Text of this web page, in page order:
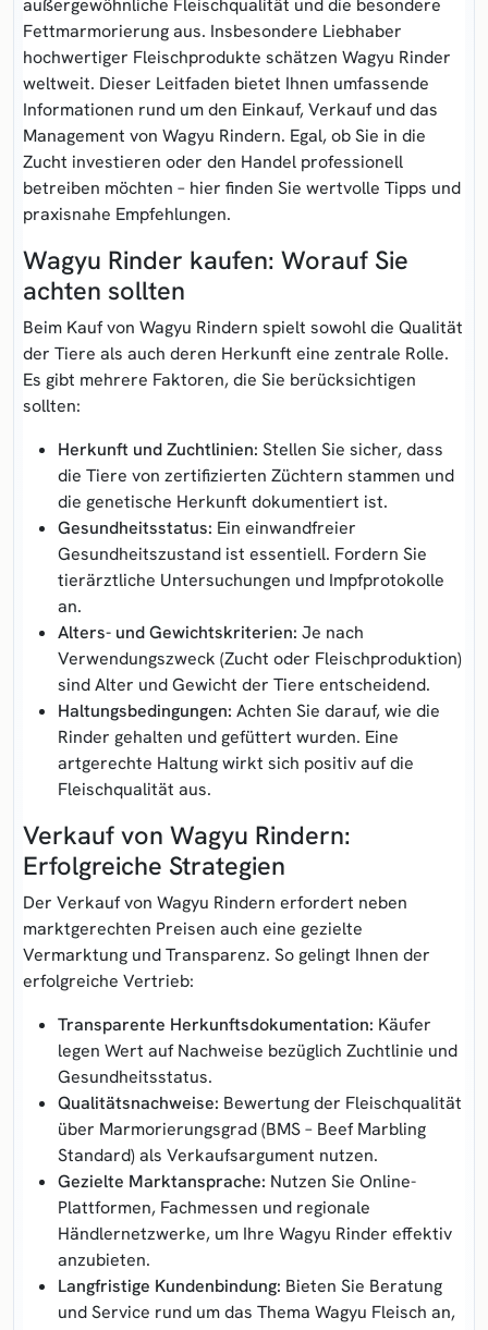
Fettmarmorierung aus. Insbesondere Liebhaber
hochwertiger Fleischprodukte schätzen Wagyu Rinder
weltweit. Dieser Leitfaden bietet Ihnen umfassende
Informationen rund um den Einkauf, Verkauf und das
Management von Wagyu Rindern. Egal, ob Sie in die
Zucht investieren oder den Handel professionell
betreiben möchten – hier finden Sie wertvolle Tipps und
praxisnahe Empfehlungen.
Wagyu Rinder kaufen: Worauf Sie
achten sollten
Beim Kauf von Wagyu Rindern spielt sowohl die Qualität
der Tiere als auch deren Herkunft eine zentrale Rolle.
Es gibt mehrere Faktoren, die Sie berücksichtigen
sollten:
Herkunft und Zuchtlinien: Stellen Sie sicher, dass
die Tiere von zertifizierten Züchtern stammen und
die genetische Herkunft dokumentiert ist.
Gesundheitsstatus: Ein einwandfreier
Gesundheitszustand ist essentiell. Fordern Sie
tierärztliche Untersuchungen und Impfprotokolle
an.
Alters- und Gewichtskriterien: Je nach
Verwendungszweck (Zucht oder Fleischproduktion)
sind Alter und Gewicht der Tiere entscheidend.
Haltungsbedingungen: Achten Sie darauf, wie die
Rinder gehalten und gefüttert wurden. Eine
artgerechte Haltung wirkt sich positiv auf die
Fleischqualität aus.
Verkauf von Wagyu Rindern:
Erfolgreiche Strategien
Der Verkauf von Wagyu Rindern erfordert neben
marktgerechten Preisen auch eine gezielte
Vermarktung und Transparenz. So gelingt Ihnen der
erfolgreiche Vertrieb:
Transparente Herkunftsdokumentation: Käufer
legen Wert auf Nachweise bezüglich Zuchtlinie und
Gesundheitsstatus.
Qualitätsnachweise: Bewertung der Fleischqualität
über Marmorierungsgrad (BMS – Beef Marbling
Standard) als Verkaufsargument nutzen.
Gezielte Marktansprache: Nutzen Sie Online-
Plattformen, Fachmessen und regionale
Händlernetzwerke, um Ihre Wagyu Rinder effektiv
anzubieten.
Langfristige Kundenbindung: Bieten Sie Beratung
und Service rund um das Thema Wagyu Fleisch an,